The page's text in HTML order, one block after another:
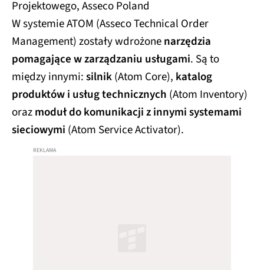
Projektowego, Asseco Poland
W systemie ATOM (Asseco Technical Order
Management) zostały wdrożonenarzędzia
pomagające w zarządzaniu usługami. Są to
między innymi:silnik(Atom Core), katalog
produktów i usług technicznych (Atom Inventory)
orazmoduł do komunikacji z innymi systemami
sieciowymi (Atom Service Activator).